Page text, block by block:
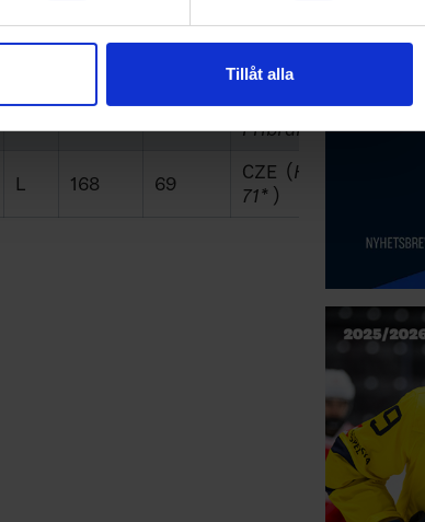
identifierare och annan information från din enhet
med. Dessa kan i sin tur kombinera informationen
Tillåt alla
Pribram*)
L 172 75
CZE (HC
Banik
Pribram*)
L 168 69 CZE (HV
71* )